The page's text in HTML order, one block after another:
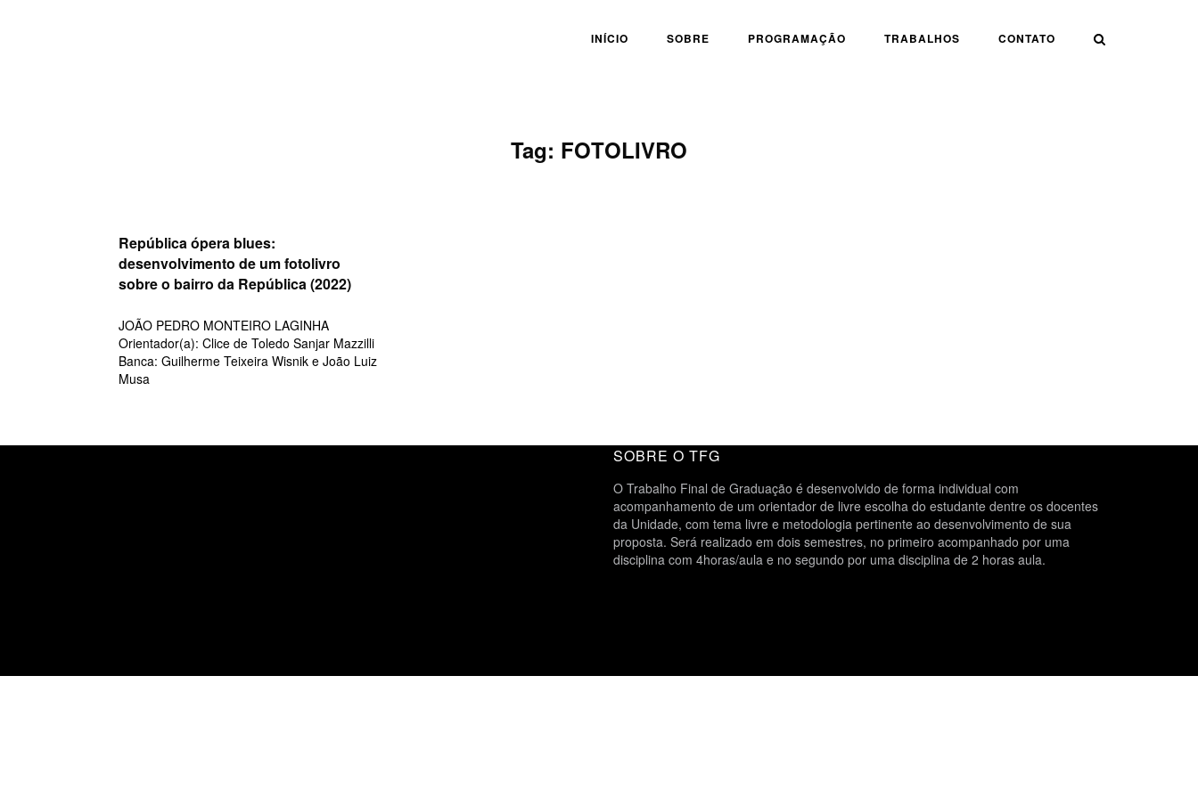
INÍCIO SOBRE PROGRAMAÇÃO TRABALHOS CONTATO
Tag: FOTOLIVRO
República ópera blues:
desenvolvimento de um fotolivro
sobre o bairro da República (2022)
JOÃO PEDRO MONTEIRO LAGINHA
Orientador(a): Clice de Toledo Sanjar Mazzilli
Banca: Guilherme Teixeira Wisnik e João Luiz
Musa
SOBRE O TFG
O Trabalho Final de Graduação é desenvolvido de forma individual com
acompanhamento de um orientador de livre escolha do estudante dentre os docentes
da Unidade, com tema livre e metodologia pertinente ao desenvolvimento de sua
proposta. Será realizado em dois semestres, no primeiro acompanhado por uma
disciplina com 4horas/aula e no segundo por uma disciplina de 2 horas aula.